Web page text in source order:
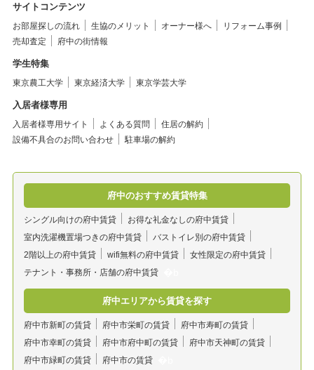
サイトコンテンツ
お部屋探しの流れ 生協のメリット オーナー様へ
リフォーム事例
売却査定
府中の街情報
学生特集
東京農工大学 東京経済大学 東京学芸大学
入居者様専用
入居者様専用サイト よくある質問
住居の解約
設備不具合のお問い合わせ
駐車場の解約
府中のおすすめ賃貸特集
シングル向けの府中賃貸
お得な礼金なしの府中賃貸
室内洗濯機置場つきの府中賃貸
バストイレ別の府中賃貸
2階以上の府中賃貸
wifi無料の府中賃貸
女性限定の府中賃貸
テナント・事務所・店舗の府中賃貸
府中エリアから賃貸を探す
府中市新町の賃貸 府中市栄町の賃貸
府中市寿町の賃貸
府中市幸町の賃貸
府中市府中町の賃貸
府中市天神町の賃貸
府中市緑町の賃貸
府中市の賃貸